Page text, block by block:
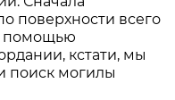
поверхности всего
помощью
кстати, мы
поиск могилы